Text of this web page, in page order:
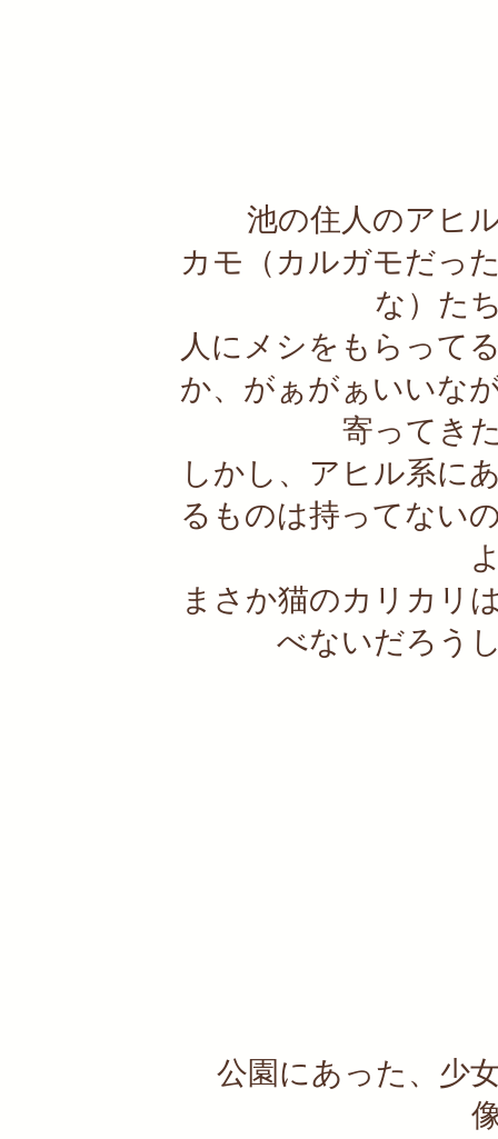
池の住人のアヒ
カモ（カルガモだっ
な）た
人にメシをもらって
か、がぁがぁいいな
寄ってき
しかし、アヒル系に
るものは持ってない
まさか猫のカリカリ
べないだろう
公園にあった、少